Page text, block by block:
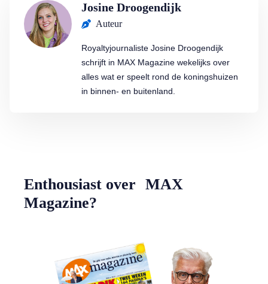
Josine Droogendijk
Auteur
Royaltyjournaliste Josine Droogendijk
schrijft in MAX Magazine wekelijks over
alles wat er speelt rond de koningshuizen
in binnen- en buitenland.
Enthousiast over MAX
Magazine?